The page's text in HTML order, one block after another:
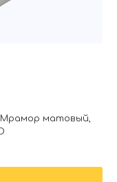
матовый,